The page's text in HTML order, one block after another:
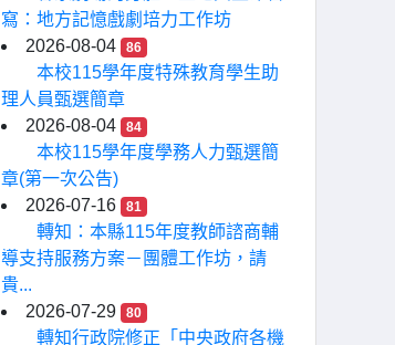
寫：地方記憶戲劇培力工作坊
2026-08-04
86
本校115學年度特殊教育學生助
理人員甄選簡章
2026-08-04
84
本校115學年度學務人力甄選簡
章(第一次公告)
2026-07-16
81
轉知：本縣115年度教師諮商輔
導支持服務方案－團體工作坊，請
貴...
2026-07-29
80
轉知行政院修正「中央政府各機